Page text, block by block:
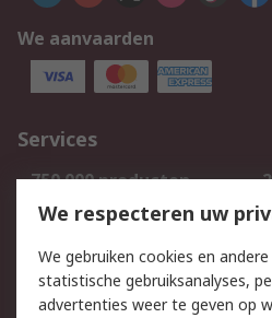
We aanvaarden
Services
750.000 producten
Bestellen
Track & Trace
We respecteren uw
We gebruiken cookies en
statistische gebruiksanalyses,
advertenties weer te geven op